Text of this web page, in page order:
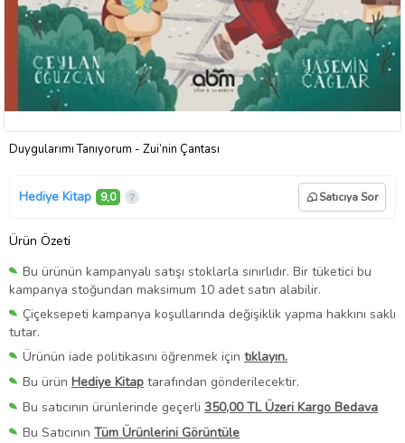
Duygularımı Tanıyorum - Zui’nin Çantası
Hediye Kitap 9,0 Satıcıya Sor
Ürün Özeti
Bu ürünün kampanyalı satışı stoklarla sınırlıdır. Bir tüketici bu
kampanya stoğundan maksimum 10 adet satın alabilir.
Çiçeksepeti kampanya koşullarında değişiklik yapma hakkını saklı
tutar.
Ürünün iade politikasını öğrenmek için tıklayın.
Bu ürün Hediye Kitap tarafından gönderilecektir.
Bu satıcının ürünlerinde geçerli 350,00 TL Üzeri Kargo Bedava
Bu Satıcının Tüm Ürünlerini Görüntüle